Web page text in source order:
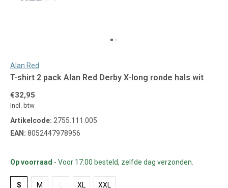
Alan Red
T-shirt 2 pack Alan Red Derby X-long ronde hals wit
€32,95
Incl. btw
Artikelcode: 2755.111.005
EAN: 8052447978956
Op voorraad - Voor 17:00 besteld, zelfde dag verzonden.
S M XL XXL